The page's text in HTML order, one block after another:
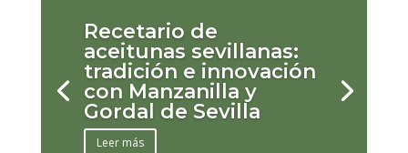
Recetario de
aceitunas sevillanas:
tradición e innovación
con Manzanilla y
Gordal de Sevilla
Leer más